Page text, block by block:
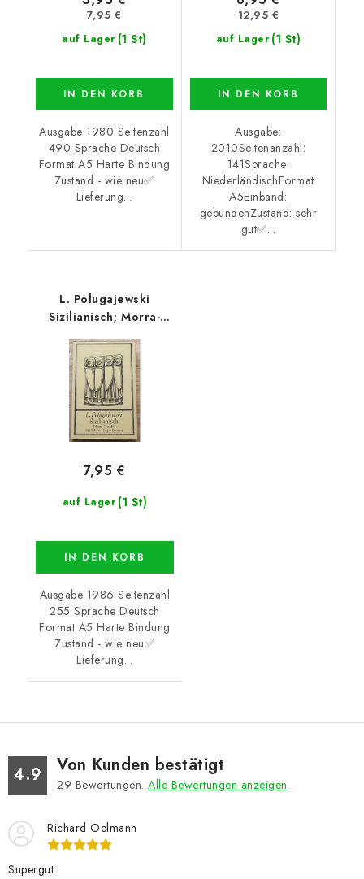
auf Lager (1 St)
7,95 €
IN DEN KORB
Ausgabe 1980 Seitenzahl
490 Sprache Deutsch
Format A5 Harte Bindung
Zustand - wie neu✅
Lieferung...
auf Lager (1 St)
12,95 €
IN DEN KORB
Ausgabe:
2010Seitenanzahl:
141Sprache:
NiederländischFormat
A5Einband:
gebundenZustand: sehr
gut✅...
L. Polugajewski
Sizilianisch; Morra-
Scheveninger- System
auf Lager (1 St)
7,95 €
IN DEN KORB
Ausgabe 1986 Seitenzahl
255 Sprache Deutsch
Format A5 Harte Bindung
Zustand - wie neu✅
Lieferung...
4.9 Von Kunden bestätigt
29 Bewertungen. Alle Bewertungen anzeigen
Richard Oelmann
Supergut